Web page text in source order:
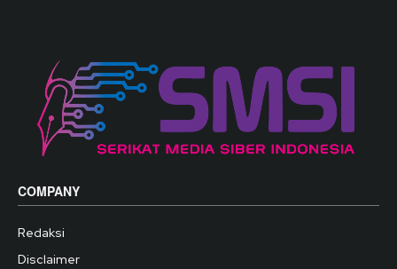
COMPANY
Redaksi
Disclaimer